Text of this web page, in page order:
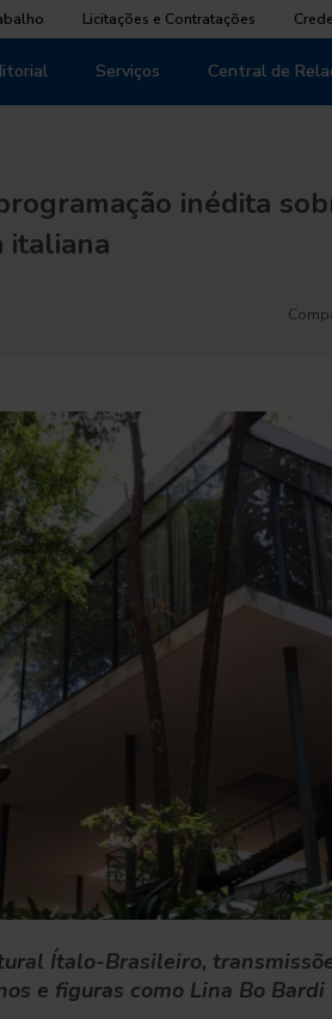
Licitações e Contratações
Serviços Central de
inédita
italiana
Ítalo-Brasileiro,
e figuras como Lina Bo